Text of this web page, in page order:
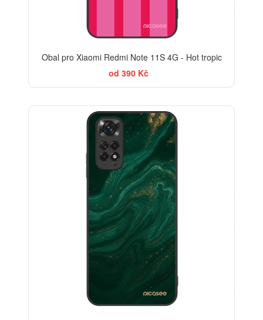
Obal pro Xiaomi Redmi Note 11S 4G - Hot tropic
od 390 Kč